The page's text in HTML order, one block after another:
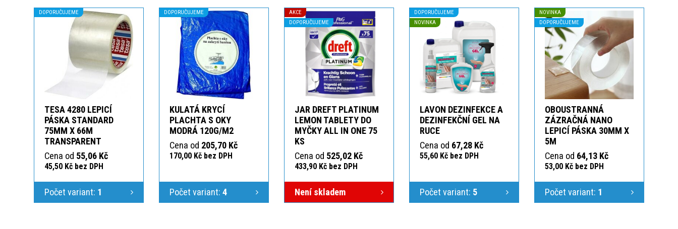
DOPORUČUJEME
TESA 4280 LEPICÍ
PÁSKA STANDARD
75MM X 66M
TRANSPARENT
Cena od 55,06 Kč
45,50 Kč bez DPH
Počet variant: 1
DOPORUČUJEME
KULATÁ KRYCÍ
PLACHTA S OKY
MODRÁ 120G/M2
Cena od 205,70 Kč
170,00 Kč bez DPH
Počet variant: 4
AKCE
DOPORUČUJEME
JAR DREFT PLATINUM
LEMON TABLETY DO
MYČKY ALL IN ONE 75
KS
Cena od 525,02 Kč
433,90 Kč bez DPH
Není skladem
DOPORUČUJEME
NOVINKA
LAVON DEZINFEKCE A
DEZINFEKČNÍ GEL NA
RUCE
Cena od 67,28 Kč
55,60 Kč bez DPH
Počet variant: 5
NOVINKA
DOPORUČUJEME
OBOUSTRANNÁ
ZÁZRAČNÁ NANO
LEPICÍ PÁSKA 30MM X
5M
Cena od 64,13 Kč
53,00 Kč bez DPH
Počet variant: 1